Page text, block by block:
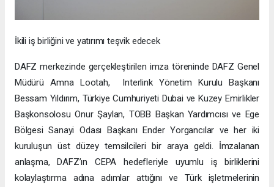
İkili iş birliğini ve yatırımı teşvik edecek
DAFZ merkezinde gerçekleştirilen imza töreninde DAFZ Genel
Müdürü Amna Lootah, Interlink Yönetim Kurulu Başkanı
Bessam Yıldırım, Türkiye Cumhuriyeti Dubai ve Kuzey Emirlikler
Başkonsolosu Onur Şaylan, TOBB Başkan Yardımcısı ve Ege
Bölgesi Sanayi Odası Başkanı Ender Yorgancılar ve her iki
kuruluşun üst düzey temsilcileri bir araya geldi. İmzalanan
anlaşma, DAFZ’ın CEPA hedefleriyle uyumlu iş birliklerini
kolaylaştırma adına adımlar attığını ve Türk işletmelerinin